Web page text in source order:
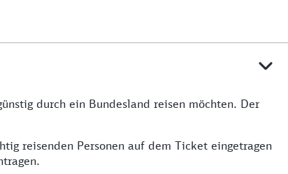
durch ein Bundesland reisen möchten. Der
reisenden Personen auf dem Ticket eingetragen